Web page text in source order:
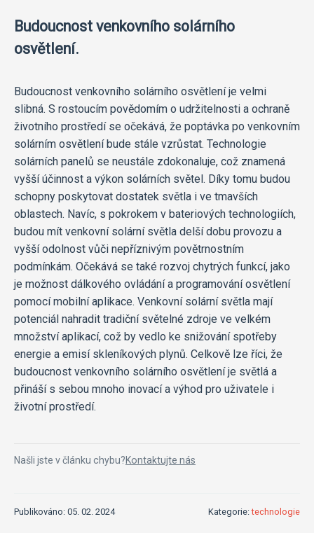
Budoucnost venkovního solárního
osvětlení.
Budoucnost venkovního solárního osvětlení je velmi
slibná. S rostoucím povědomím o udržitelnosti a ochraně
životního prostředí se očekává, že poptávka po venkovním
solárním osvětlení bude stále vzrůstat. Technologie
solárních panelů se neustále zdokonaluje, což znamená
vyšší účinnost a výkon solárních světel. Díky tomu budou
schopny poskytovat dostatek světla i ve tmavších
oblastech. Navíc, s pokrokem v bateriových technologiích,
budou mít venkovní solární světla delší dobu provozu a
vyšší odolnost vůči nepříznivým povětrnostním
podmínkám. Očekává se také rozvoj chytrých funkcí, jako
je možnost dálkového ovládání a programování osvětlení
pomocí mobilní aplikace. Venkovní solární světla mají
potenciál nahradit tradiční světelné zdroje ve velkém
množství aplikací, což by vedlo ke snižování spotřeby
energie a emisí skleníkových plynů. Celkově lze říci, že
budoucnost venkovního solárního osvětlení je světlá a
přináší s sebou mnoho inovací a výhod pro uživatele i
životní prostředí.
Našli jste v článku chybu?Kontaktujte nás
Publikováno: 05. 02. 2024 Kategorie:technologie